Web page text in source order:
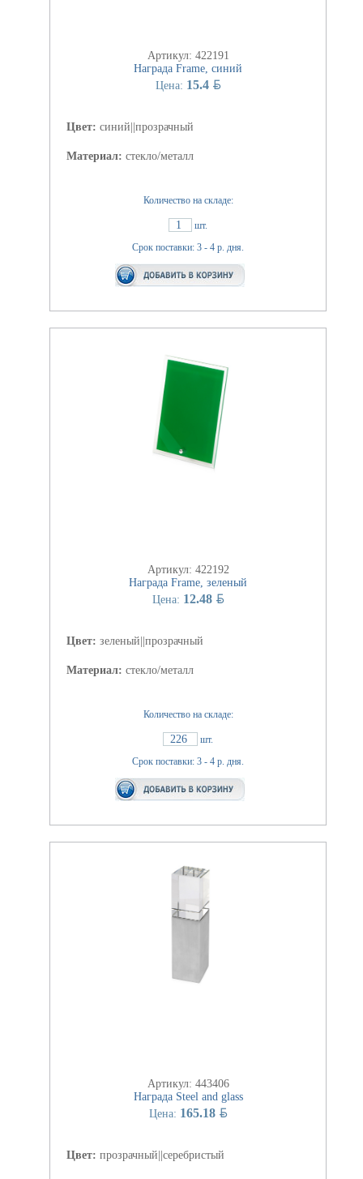
Артикул: 422191
Награда Frame, синий
Цена: 15.4 BYN
Цвет: синий||прозрачный
Материал: стекло/металл
Количество на складе:
1
шт.
Срок поставки: 3 - 4 р. дня.
Артикул: 422192
Награда Frame, зеленый
Цена: 12.48 BYN
Цвет: зеленый||прозрачный
Материал: стекло/металл
Количество на складе:
226
шт.
Срок поставки: 3 - 4 р. дня.
Артикул: 443406
Награда Steel and glass
Цена: 165.18 BYN
Цвет: прозрачный||серебристый